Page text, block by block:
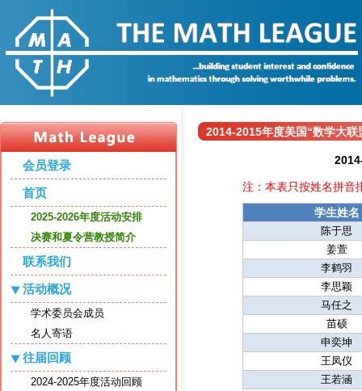
会员登录
首页
2025-2026年度活动安排
决赛和夏令营教授简介
联系我们
活动概况
学术委员会成员
名人寄语
往届回顾
2024-2025年度活动回顾
2014-2015年度美国“数学大
注：本表只按姓名拼音
学生姓名
陈于思
姜萱
李鹤羽
李思颖
马任之
苗硕
申奕坤
王凤仪
王若涵